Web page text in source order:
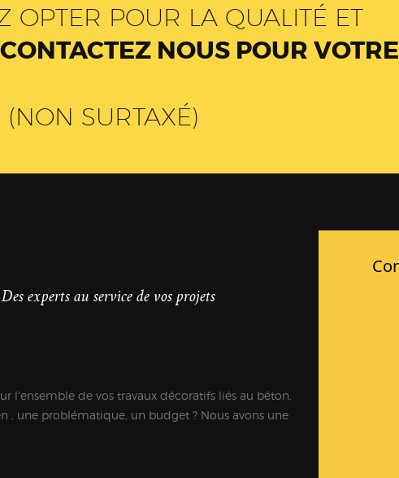
OPTER POUR LA QUALITÉ ET
CONTACTEZ NOUS POUR VOTRE
SURTAXÉ)
Des experts au service de vos projets
l'ensemble de vos travaux décoratifs liés au béton.
, une problématique, un budget ? Nous avons une